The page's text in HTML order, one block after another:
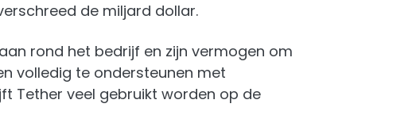
de miljard dollar.
rond het bedrijf en zijn vermogen om
volledig te ondersteunen met
Tether veel gebruikt worden op de